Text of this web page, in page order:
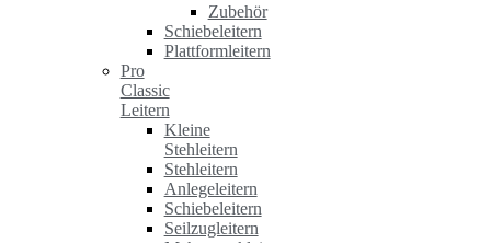
Zubehör
Schiebeleitern
Plattformleitern
Pro
Classic
Leitern
Kleine
Stehleitern
Stehleitern
Anlegeleitern
Schiebeleitern
Seilzugleitern